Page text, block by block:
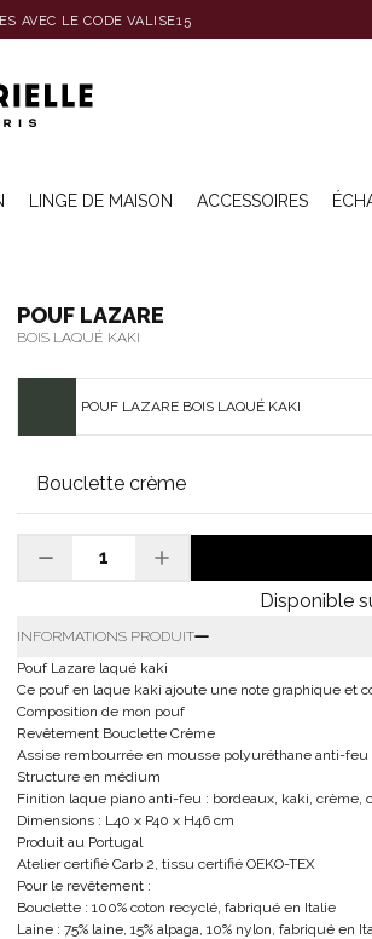
AVEC LE CODE VALISE15
LINGE DE MAISON ACCESSOIRES
POUF LAZARE
BOIS LAQUÉ KAKI
POUF LAZARE BOIS LAQUÉ KAKI
Disponible
INFORMATIONS PRODUIT
Pouf Lazare laqué kaki
Ce pouf en laque kaki ajoute une note graphique et
Composition de mon pouf
Revêtement Bouclette Crème
Assise rembourrée en mousse polyuréthane anti-
Structure en médium
Finition laque piano anti-feu : bordeaux, kaki, crème,
Dimensions : L40 x P40 x H46 cm
Produit au Portugal
Atelier certifié Carb 2, tissu certifié OEKO-TEX
Pour le revêtement :
Bouclette : 100% coton recyclé, fabriqué en Italie
Laine : 75% laine, 15% alpaga, 10% nylon, fabriqué en